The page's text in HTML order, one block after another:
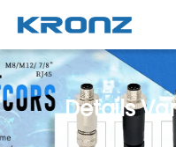
Details